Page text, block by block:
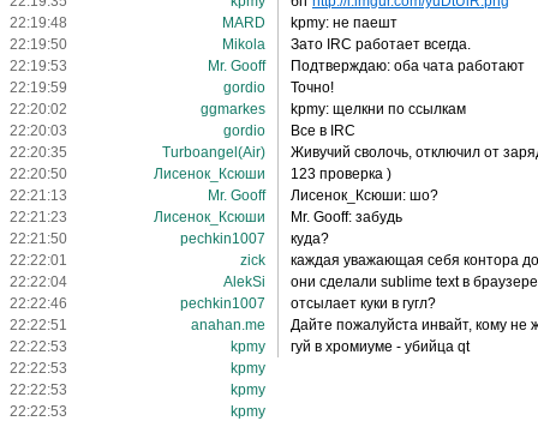
22:19:48
MARD
kpmy: не паешт
22:19:50
Mikola
Зато IRC работает всегда.
22:19:53
Mr. Gooff
Подтверждаю: оба чата работают
22:19:59
gordio
Точно!
22:20:02
ggmarkes
kpmy: щелкни по ссылкам
22:20:03
gordio
Все в IRC
22:20:35
Turboangel(Air)
Живучий сволочь, отключил от
22:20:50
Лисенок_Ксюши
123 проверка )
22:21:13
Mr. Gooff
Лисенок_Ксюши: шо?
22:21:23
Лисенок_Ксюши
Mr. Gooff: забудь
22:21:50
pechkin1007
куда?
22:22:01
zick
каждая уважающая себя контора
22:22:04
AlekSi
они сделали sublime text в
22:22:46
pechkin1007
отсылает куки в гугл?
22:22:51
anahan.me
Дайте пожалуйста инвайт, кому не
22:22:53
kpmy
гуй в хромиуме - убийца qt
22:22:53
kpmy
22:22:53
kpmy
22:22:53
kpmy